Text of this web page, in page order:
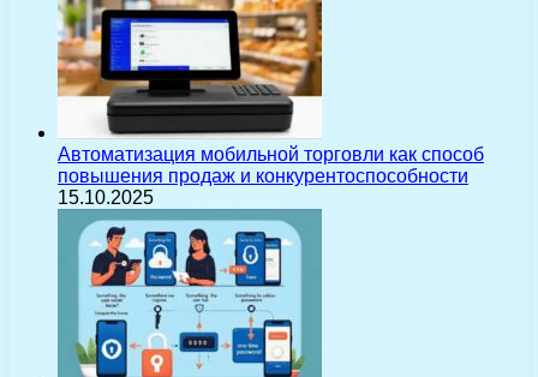
Автоматизация мобильной торговли как способ
повышения продаж и конкурентоспособности
15.10.2025